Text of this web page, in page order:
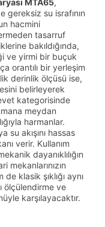
MTA65,
su israfının
hacmini
tasarruf
bakıldığında,
ve yirmi bir buçuk
orantılı bir yerleşim
derinlik ölçüsü ise,
belirleyerek
kategorisinde
meydan
harmanlar.
su akışını hassas
verir. Kullanım
dayanıklılığın
klasik şıklığı aynı
ölçülendirme ve
karşılayacaktır.